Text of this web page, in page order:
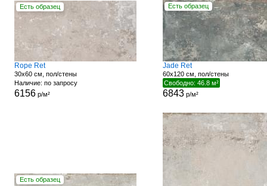
Есть образец
Rope Ret
30x60 см, пол/стены
Наличие: по запросу
6156р/м²
Есть образец
Jade Ret
60x120 см, пол/стены
Свободно: 46.8 м²
6843р/м²
Есть образец